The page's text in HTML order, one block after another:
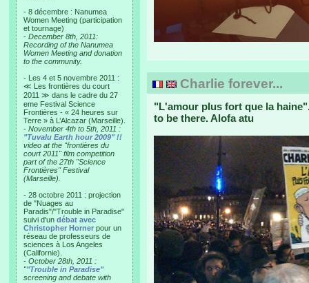
- 8 décembre : Nanumea
Women Meeting (participation
et tournage)
- December 8th, 2011:
Recording of the Nanumea
Women Meeting and donation
to the community.
- Les 4 et 5 novembre 2011 :
≪ Les frontières du court
2011 ≫ dans le cadre du 27
eme Festival Science
Frontières - « 24 heures sur
Terre » à L’Alcazar (Marseille).
- November 4th to 5th, 2011 :
"Tuvalu Earth hour 2009" !!
video at the "frontières du
court 2011" film competition
part of the 27th "Science
Frontières" Festival
(Marseille).
- 28 octobre 2011 : projection
de "Nuages au
Paradis"/"Trouble in Paradise"
suivi d'un débat avec
Christopher Horner pour un
réseau de professeurs de
sciences à Los Angeles
(Californie).
- October 28th, 2011 :
""Trouble in Paradise"
screening and debate with
Charlie forever...
"L'amour plus fort que la
to be there. Alofa atu